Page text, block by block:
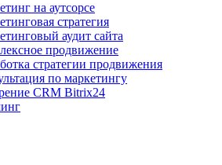
на аутсорсе
стратегия
аудит сайта
продвижение
стратегии продвижения
по маркетингу
CRM Bitrix24